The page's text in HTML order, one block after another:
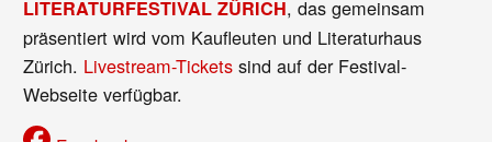
LITERATURFESTIVAL ZÜRICH, das gemeinsam
präsentiert wird vom Kaufleuten und Literaturhaus
Zürich. Livestream-Tickets sind auf der Festival-
Webseite verfügbar.